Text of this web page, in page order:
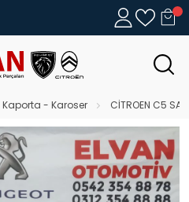
Kaporta - Karoser CİTROEN C5